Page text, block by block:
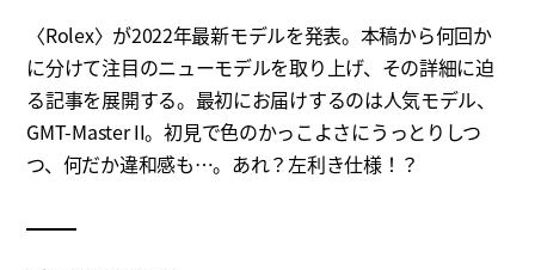
〈Rolex〉が2022年最新モデルを発表。本稿から何回か
に分けて注目のニューモデルを取り上げ、その詳細に迫
る記事を展開する。最初にお届けするのは人気モデル、
GMT-Master II。初見で色のかっこよさにうっとりしつ
つ、何だか違和感も…。あれ？左利き仕様！？